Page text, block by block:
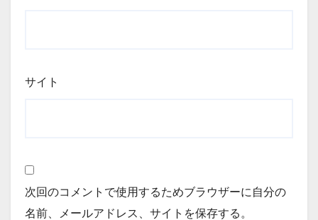
サイト
次回のコメントで使用するためブラウザーに自分の
名前、メールアドレス、サイトを保存する。